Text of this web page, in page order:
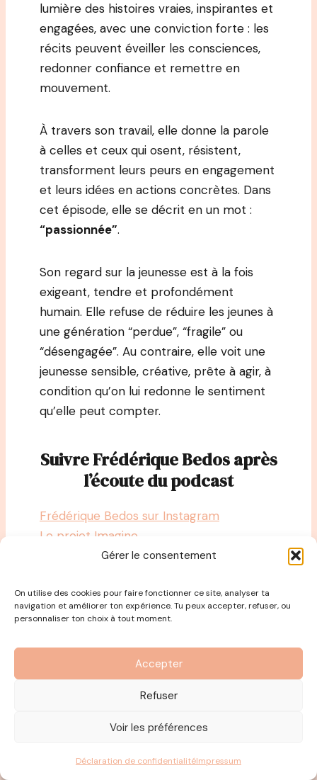
Gérer le consentement
On utilise des cookies pour faire fonctionner ce site, analyser ta
navigation et améliorer ton expérience. Tu peux accepter, refuser, ou
personnaliser ton choix à tout moment.
Accepter
Refuser
Voir les préférences
Déclaration de confidentialitéImpressum
lumière des histoires vraies, inspirantes et
engagées, avec une conviction forte : les
récits peuvent éveiller les consciences,
redonner confiance et remettre en
mouvement.
À travers son travail, elle donne la parole
à celles et ceux qui osent, résistent,
transforment leurs peurs en engagement
et leurs idées en actions concrètes. Dans
cet épisode, elle se décrit en un mot :
“passionnée”.
Son regard sur la jeunesse est à la fois
exigeant, tendre et profondément
humain. Elle refuse de réduire les jeunes à
une génération “perdue”, “fragile” ou
“désengagée”. Au contraire, elle voit une
jeunesse sensible, créative, prête à agir, à
condition qu’on lui redonne le sentiment
qu’elle peut compter.
SuivreFrédérique Bedosaprès
l’écoute du podcast
Frédérique Bedos sur Instagram
Le projet Imagine
besoin.
74 Podcast Isabelle Layer : De
danseuse à journaliste, auteure,
conférencière et coach
Affronter sa peur du vertige et
76 Podcast – Charlotte Bouvard : De